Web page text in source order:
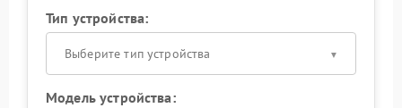
Тип устройства:
Выберите тип устройства
Модель устройства: